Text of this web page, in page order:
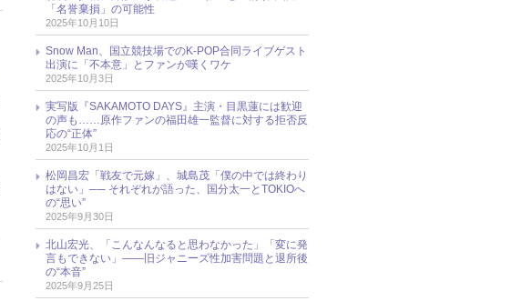
「名誉棄損」の可能性
2025年10月10日
Snow Man、国立競技場でのK-POP合同ライブゲスト
出演に「不本意」とファンが嘆くワケ
2025年10月3日
実写版『SAKAMOTO DAYS』主演・目黒蓮には歓迎
の声も……原作ファンの福田雄一監督に対する拒否反
応の“正体”
2025年10月1日
松岡昌宏「戦友で元嫁」、城島茂「僕の中では終わり
はない」── それぞれが語った、国分太一とTOKIOへ
の“思い”
2025年9月30日
北山宏光、「こんなんなると思わなかった」「変に発
言もできない」――旧ジャニーズ性加害問題と退所後
の“本音”
2025年9月25日